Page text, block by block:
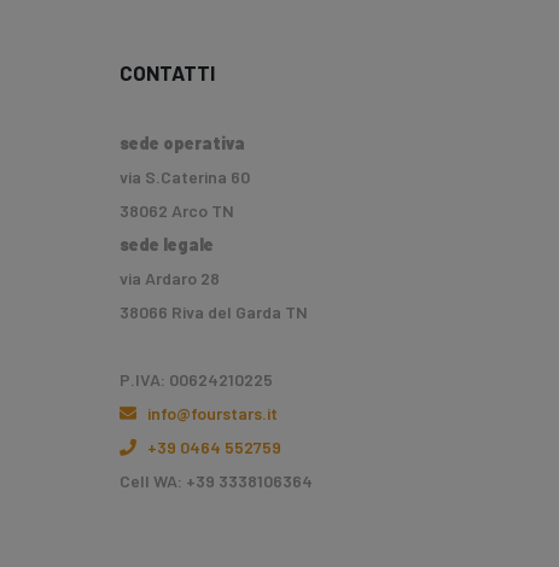
CONTATTI
sede operativa
via S.Caterina 60
38062 Arco TN
sede legale
via Ardaro 28
38066 Riva del Garda TN
P.IVA: 00624210225
info@fourstars.it
+39 0464 552759
Cell WA: +39 3338106364